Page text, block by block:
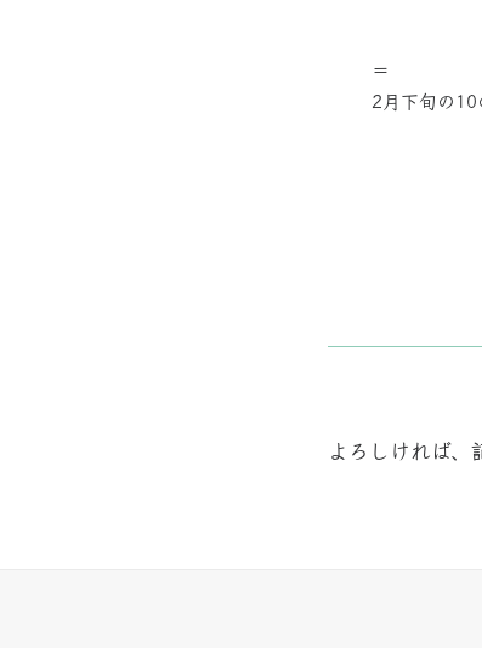
＝
2月下旬の10
よろしければ、